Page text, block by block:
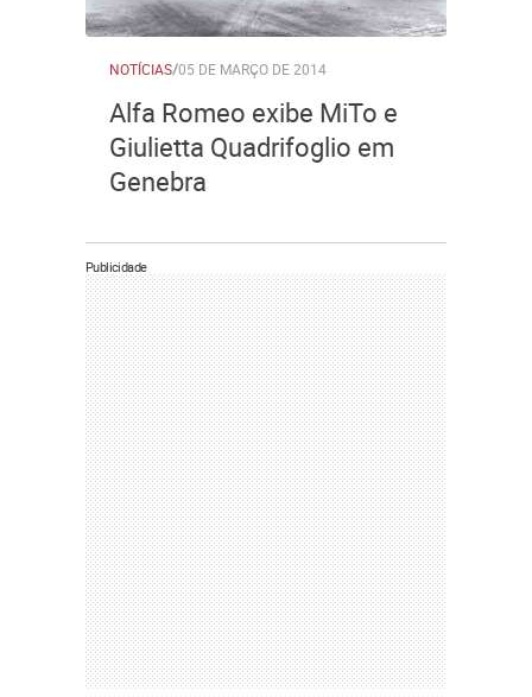
NOTÍCIAS/05 DE MARÇO DE 2014
Alfa Romeo exibe MiTo e
Giulietta Quadrifoglio em
Genebra
Publicidade